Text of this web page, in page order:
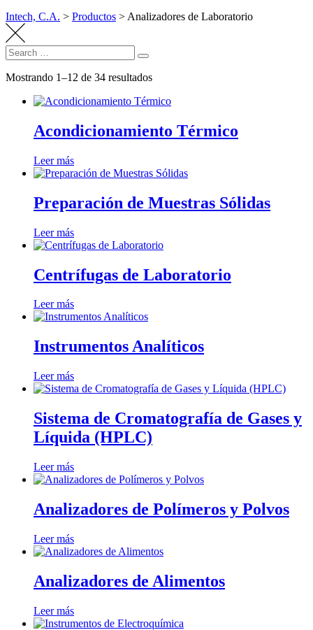
Intech, C.A. > Productos > Analizadores de Laboratorio
Search
for:
Search
Mostrando 1–12 de 34 resultados
Acondicionamiento Térmico
Leer más
Preparación de Muestras Sólidas
Leer más
Centrífugas de Laboratorio
Leer más
Instrumentos Analíticos
Leer más
Sistema de Cromatografía de Gases y
Líquida (HPLC)
Leer más
Analizadores de Polímeros y Polvos
Leer más
Analizadores de Alimentos
Leer más